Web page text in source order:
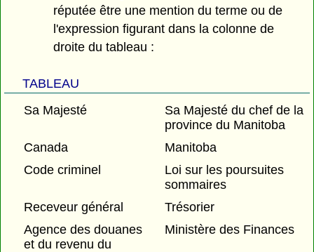
réputée être une mention du terme ou de
l'expression figurant dans la colonne de
droite du tableau :
TABLEAU
Sa Majesté
Sa Majesté du chef de la
province du Manitoba
Canada
Manitoba
Code criminel
Loi sur les poursuites
sommaires
Receveur général
Trésorier
Agence des douanes
et du revenu du
Ministère des Finances